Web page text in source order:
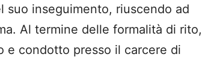
suo inseguimento, riuscendo ad
Al termine delle formalità di rito,
e condotto presso il carcere di